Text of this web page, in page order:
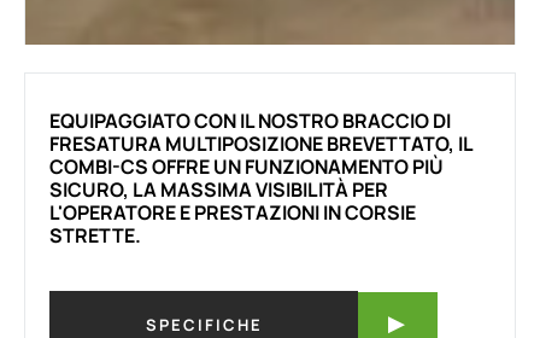
EQUIPAGGIATO CON IL NOSTRO BRACCIO DI
FRESATURA MULTIPOSIZIONE BREVETTATO, IL
COMBI-CS OFFRE UN FUNZIONAMENTO PIÙ
SICURO, LA MASSIMA VISIBILITÀ PER
L'OPERATORE E PRESTAZIONI IN CORSIE
STRETTE.
SPECIFICHE